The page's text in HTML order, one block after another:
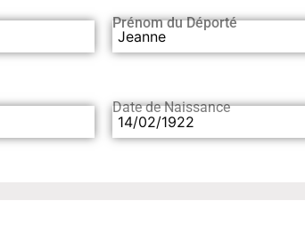
Prénom du Déporté
Jeanne
Date de Naissance
14/02/1922